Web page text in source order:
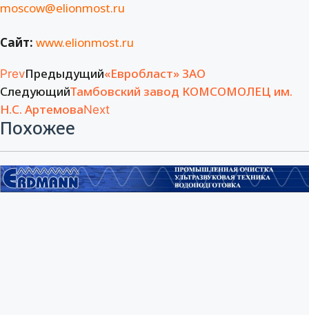
moscow@elionmost.ru
Сайт: www.elionmost.ru
PrevПредыдущий«Евробласт» ЗАО
СледующийТамбовский завод КОМСОМОЛЕЦ им.
Н.С. АртемоваNext
Похожее